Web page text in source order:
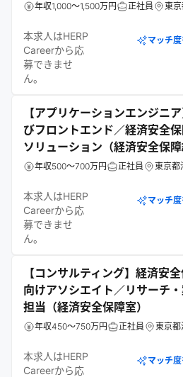
年収1,000～1,500万円 正社員 東
本求人はHERP
Careerから応
募できませ
ん。
マッチ
【アプリケーションエンジニ
びフロントエンド／経済安全
ソリューション（経済安全保障
年収500～700万円 正社員 東京都
本求人はHERP
Careerから応
募できませ
ん。
マッチ
【コンサルティング】経済安
向けアソシエイト／リサーチ
担当（経済安全保障室）
年収450～750万円 正社員 東京都
本求人はHERP
Careerから応
マッチ